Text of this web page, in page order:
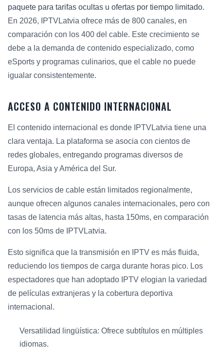
paquete para tarifas ocultas u ofertas por tiempo limitado.
En 2026, IPTVLatvia ofrece más de 800 canales, en
comparación con los 400 del cable. Este crecimiento se
debe a la demanda de contenido especializado, como
eSports y programas culinarios, que el cable no puede
igualar consistentemente.
ACCESO A CONTENIDO INTERNACIONAL
El contenido internacional es donde IPTVLatvia tiene una
clara ventaja. La plataforma se asocia con cientos de
redes globales, entregando programas diversos de
Europa, Asia y América del Sur.
Los servicios de cable están limitados regionalmente,
aunque ofrecen algunos canales internacionales, pero con
tasas de latencia más altas, hasta 150ms, en comparación
con los 50ms de IPTVLatvia.
Esto significa que la transmisión en IPTV es más fluida,
reduciendo los tiempos de carga durante horas pico. Los
espectadores que han adoptado IPTV elogian la variedad
de películas extranjeras y la cobertura deportiva
internacional.
Versatilidad lingüística: Ofrece subtítulos en múltiples
idiomas.